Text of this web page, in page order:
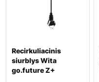
Recirkuliacinis
siurblys Wita
go.future Z+